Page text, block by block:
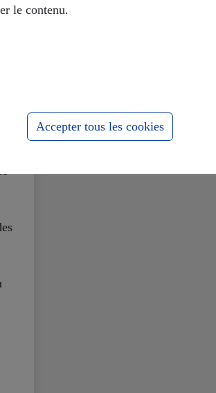
le contenu.
Accepter tous les cookies